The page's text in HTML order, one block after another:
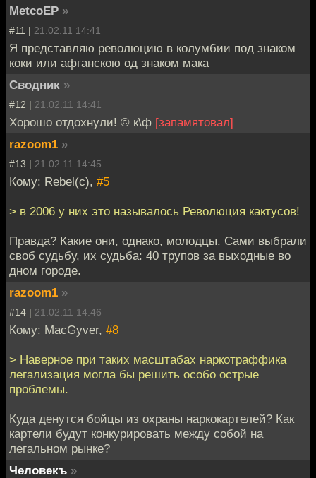
MetcoEP »
#11 | 21.02.11 14:41
Я представляю революцию в колумбии под знаком
коки или афганскою од знаком мака
Сводник »
#12 | 21.02.11 14:41
Хорошо отдохнули! © к\ф [запамятовал]
razoom1 »
#13 | 21.02.11 14:45
Кому: Rebel(c), #5
> в 2006 у них это называлось Революция кактусов!
Правда? Какие они, однако, молодцы. Сами выбрали
своб судьбу, их судьба: 40 трупов за выходные во
дном городе.
razoom1 »
#14 | 21.02.11 14:46
Кому: MacGyver, #8
> Наверное при таких масштабах наркотраффика
легализация могла бы решить особо острые
проблемы.
Куда денутся бойцы из охраны наркокартелей? Как
картели будут конкурировать между собой на
легальном рынке?
Человекъ »